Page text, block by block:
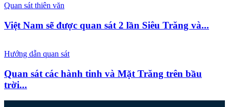
Quan sát thiên văn
Việt Nam sẽ được quan sát 2 lần Siêu Trăng và...
Hướng dẫn quan sát
Quan sát các hành tinh và Mặt Trăng trên bầu
trời...